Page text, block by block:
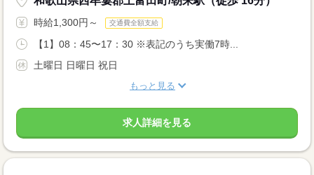
時給1,300円～ 交通費全額支給
【1】08：45〜17：30 ※表記のうち実働7時...
土曜日 日曜日 祝日
もっと見る
求人詳細を見る